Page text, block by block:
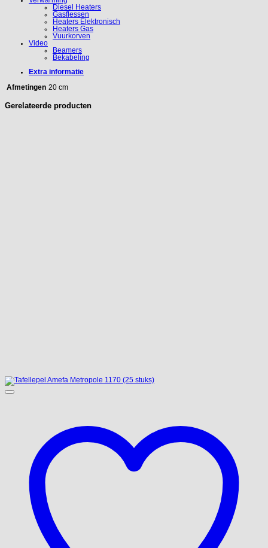
Diesel Heaters
Gasflessen
Heaters Elektronisch
Heaters Gas
Vuurkorven
Video
Beamers
Bekabeling
Extra informatie
Afmetingen 20 cm
Gerelateerde producten